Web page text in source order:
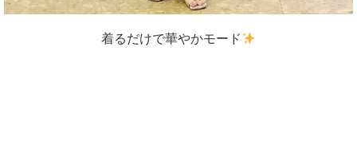
着るだけで華やかモード